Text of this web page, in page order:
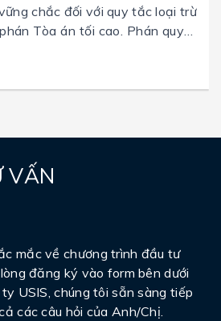
chắc đối với quy tắc loại trừ
Tòa án tối cao. Phán quyết
trích quy tắc loại trừ.
VẤN
mắc về chương trình đầu tư
đăng ký vào form bên dưới
USIS, chúng tôi sẵn sàng tiếp
các câu hỏi của Anh/Chị.